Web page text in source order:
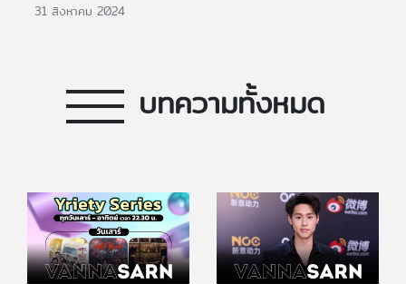
31 สิงหาคม 2024
บทความทั้งหมด